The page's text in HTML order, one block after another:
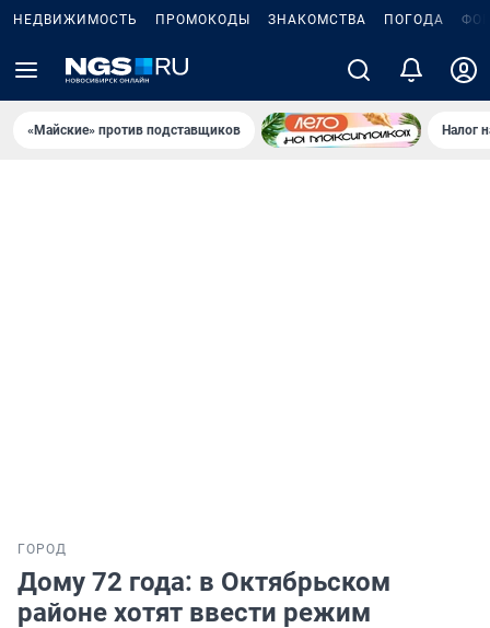
НЕДВИЖИМОСТЬ ПРОМОКОДЫ ЗНАКОМСТВА ПОГОДА
«Майские» против подставщиков Налог
ГОРОД
Дому 72 года: в Октябрьском
районе хотят ввести режим